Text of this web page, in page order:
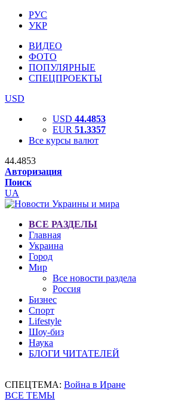
РУС
УКР
ВИДЕО
ФОТО
ПОПУЛЯРНЫЕ
СПЕЦПРОЕКТЫ
USD
USD 44.4853
EUR 51.3357
Все курсы валют
44.4853
Авторизация
Поиск
UA
ВСЕ РАЗДЕЛЫ
Главная
Украина
Город
Мир
Все новости раздела
Россия
Бизнес
Спорт
Lifestyle
Шоу-биз
Наука
БЛОГИ ЧИТАТЕЛЕЙ
СПЕЦТЕМА: Война в Иране
ВСЕ ТЕМЫ